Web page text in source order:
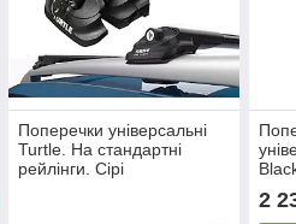
Поперечки універсальні
Turtle. На стандартні
рейлінги. Сірі
2